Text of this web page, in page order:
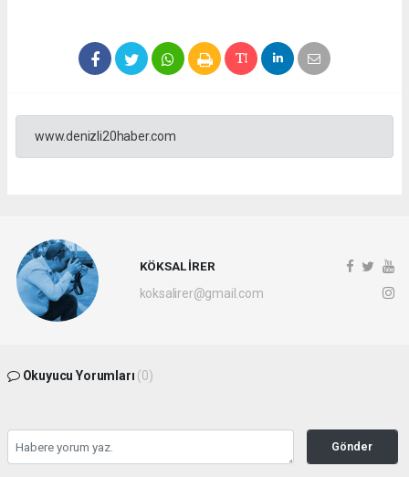
www.denizli20haber.com
KÖKSAL İRER
koksalirer@gmail.com
Okuyucu Yorumları (0)
Gönder